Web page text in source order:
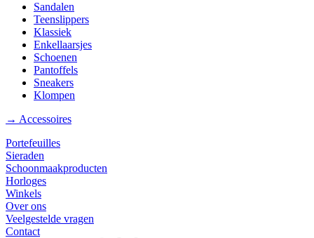
Sandalen
Teenslippers
Klassiek
Enkellaarsjes
Schoenen
Pantoffels
Sneakers
Klompen
→ Accessoires
Portefeuilles
Sieraden
Schoonmaakproducten
Horloges
Winkels
Over ons
Veelgestelde vragen
Contact